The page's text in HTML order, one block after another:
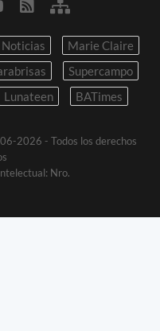
Noticias
Marie Claire
Supercampo
Lunateen BATimes
2026 - Todos los derechos
Nro.